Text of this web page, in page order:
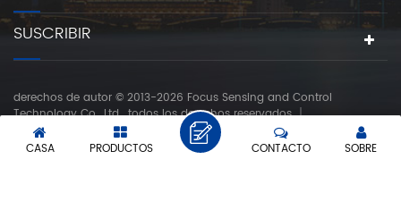
SUSCRIBIR
derechos de autor © 2013-2026 Focus Sensing and Control
Technology Co., Ltd.. todos los derechos reservados.
compatible con la red ipv6
MAPA DEL SITIO|XML|POLÍTICA DE PRIVACIDAD
CASA PRODUCTOS SOBRE
CONTACTO